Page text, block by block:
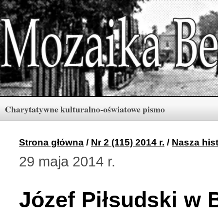
Charytatywne kulturalno-oświatowe pismo
Rubryki
Berdyczów w kronikach
Numery
1 (164) 2026 r. (10)
Menu
Strona główna / Nr 2 (115) 2014 r. / Nasza
29 maja 2014 r.
Józef Piłsudski w